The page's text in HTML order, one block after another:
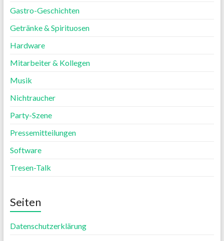
Gastro-Geschichten
Getränke & Spirituosen
Hardware
Mitarbeiter & Kollegen
Musik
Nichtraucher
Party-Szene
Pressemitteilungen
Software
Tresen-Talk
Seiten
Datenschutzerklärung